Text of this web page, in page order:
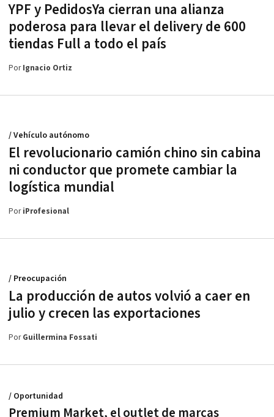
YPF y PedidosYa cierran una alianza
poderosa para llevar el delivery de 600
tiendas Full a todo el país
PorIgnacio Ortiz
El revolucionario camión chino sin cabina
ni conductor que promete cambiar la
logística mundial
/ Vehículo autónomo
PoriProfesional
La producción de autos volvió a caer en
julio y crecen las exportaciones
/ Preocupación
PorGuillermina Fossati
Premium Market, el outlet de marcas
/ Oportunidad